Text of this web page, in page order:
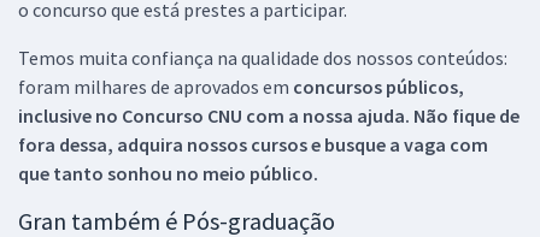
o concurso que está prestes a participar.
Temos muita confiança na qualidade dos nossos conteúdos:
foram milhares de aprovados em concursos públicos,
inclusive no Concurso CNU com a nossa ajuda. Não fique de
fora dessa, adquira nossos cursos e busque a vaga com
que tanto sonhou no meio público.
Gran também é Pós-graduação